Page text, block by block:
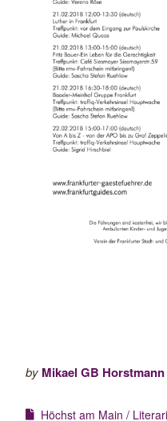
by Mikael GB Horstmann
Höchst am Main